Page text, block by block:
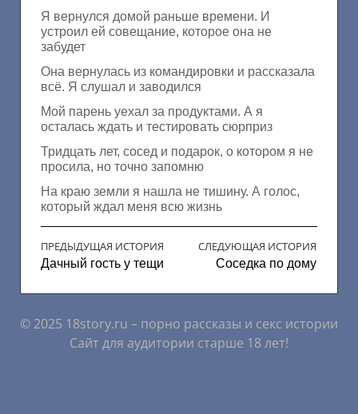
Я вернулся домой раньше времени. И
устроил ей совещание, которое она не
забудет
Она вернулась из командировки и рассказала
всё. Я слушал и заводился
Мой парень уехал за продуктами. А я
осталась ждать и тестировать сюрприз
Тридцать лет, сосед и подарок, о котором я не
просила, но точно запомню
На краю земли я нашла не тишину. А голос,
который ждал меня всю жизнь
ПРЕДЫДУЩАЯ ИСТОРИЯ
Дачный гость у тещи
СЛЕДУЮЩАЯ ИСТОРИЯ
Соседка по дому
© 2025 18story.ru – порно рассказы и секс истории
Сайт для аудитории старше 18 лет!